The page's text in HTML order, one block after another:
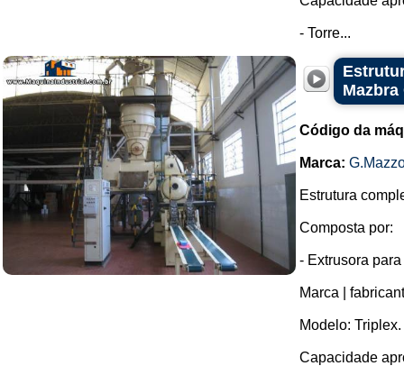
- Torre...
Código da
Marca:
Estrutura
Composta por:
- Extrusora
Marca |
Modelo: Triplex.
Capacidade